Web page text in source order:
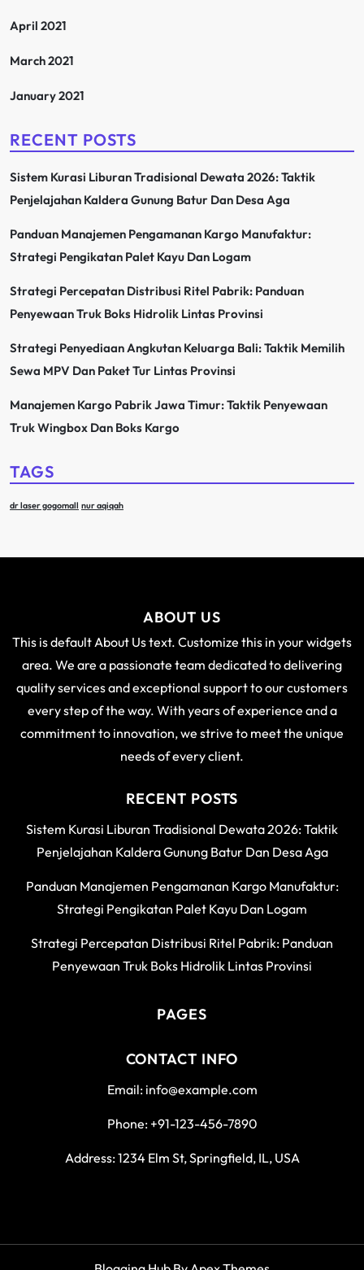
April 2021
March 2021
January 2021
RECENT POSTS
Sistem Kurasi Liburan Tradisional Dewata 2026: Taktik
Penjelajahan Kaldera Gunung Batur Dan Desa Aga
Panduan Manajemen Pengamanan Kargo Manufaktur:
Strategi Pengikatan Palet Kayu Dan Logam
Strategi Percepatan Distribusi Ritel Pabrik: Panduan
Penyewaan Truk Boks Hidrolik Lintas Provinsi
Strategi Penyediaan Angkutan Keluarga Bali: Taktik Memilih
Sewa MPV Dan Paket Tur Lintas Provinsi
Manajemen Kargo Pabrik Jawa Timur: Taktik Penyewaan
Truk Wingbox Dan Boks Kargo
TAGS
dr laser gogomall nur aqiqah
ABOUT US
This is default About Us text. Customize this in your widgets
area. We are a passionate team dedicated to delivering
quality services and exceptional support to our customers
every step of the way. With years of experience and a
commitment to innovation, we strive to meet the unique
needs of every client.
RECENT POSTS
Sistem Kurasi Liburan Tradisional Dewata 2026: Taktik
Penjelajahan Kaldera Gunung Batur Dan Desa Aga
Panduan Manajemen Pengamanan Kargo Manufaktur:
Strategi Pengikatan Palet Kayu Dan Logam
Strategi Percepatan Distribusi Ritel Pabrik: Panduan
Penyewaan Truk Boks Hidrolik Lintas Provinsi
PAGES
CONTACT INFO
Email: info@example.com
Phone: +91-123-456-7890
Address: 1234 Elm St, Springfield, IL, USA